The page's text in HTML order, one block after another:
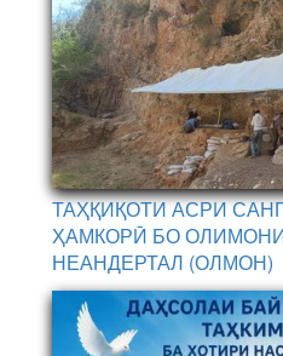
ТАҲҚИҚОТИ АСРИ
ҲАМКОРӢ БО
НЕАНДЕРТАЛ (ОЛМОН)